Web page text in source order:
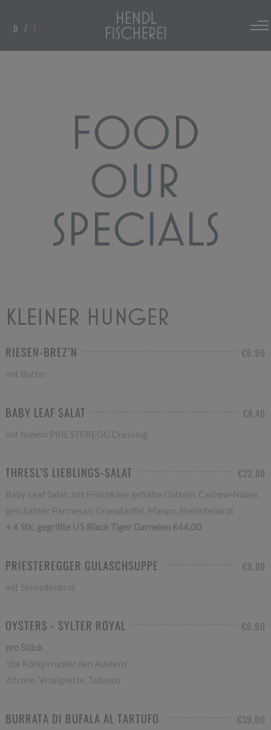
D E
FOOD
OUR
SPECIALS
KLEINER HUNGER
RIESEN-BREZ’N €6,90
mit Butter
BABY LEAF SALAT €8,40
mit feinem PRIESTEREGG Dressing
THRESL’S LIEBLINGS-SALAT €22,80
Baby Leaf Salat, mit Frischkäse gefüllte Datteln, Cashew-Nüsse,
geschabter Parmesan, Granatapfel, Mango, Steinofenbrot
+ 4 Stk. gegrillte U5 Black Tiger Garnelen €44,00
PRIESTEREGGER GULASCHSUPPE €9,80
mit Steinofenbrot
OYSTERS - SYLTER ROYAL €6,90
pro Stück
"die Königin unter den Austern"
Zitrone, Vinaigrette, Tabasco
BURRATA DI BUFALA AL TARTUFO €39,00